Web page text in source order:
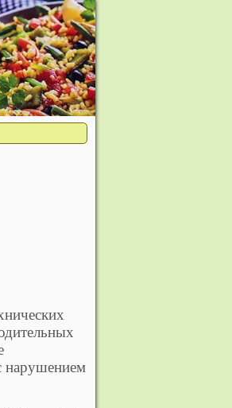
нарушением